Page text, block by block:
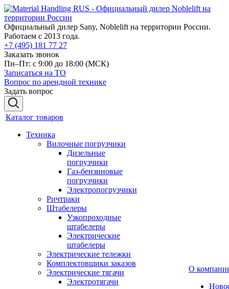
Официальный дилер Sany, Noblelift на территории России.
Работаем с 2013 года.
+7 (495) 181 77 27
Заказать звонок
Пн–Пт: с 9:00 до 18:00 (МСК)
Записаться на ТО
Вопрос по арендной технике
Задать вопрос
Каталог товаров
Техника
Вилочные погрузчики
Дизельные
погрузчики
Газ-бензиновые
погрузчики
Электропогрузчики
Ричтраки
Штабелеры
Узкопроходные
штабелеры
Электрические
штабелеры
Электрические тележки
Комплектовщики заказов
Электрические тягачи
Электротягачи
О